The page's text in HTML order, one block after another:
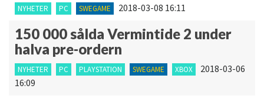
NYHETER PC SWEGAME 2018-03-08 16:11
150 000 sålda Vermintide 2 under
halva pre-ordern
NYHETER PC PLAYSTATION SWEGAME XBOX
2018-03-06
16:09